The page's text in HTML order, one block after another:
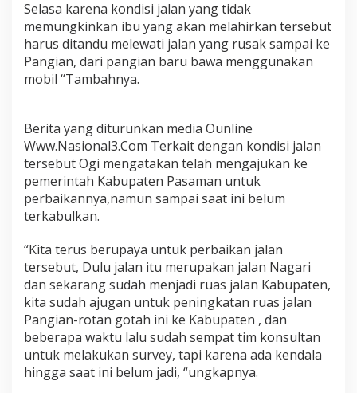
r
n
y
a
S
a
n
b
u
m
i
l
D
i
t
a
n
d
u
Selasa karena kondisi jalan yang tidak
memungkinkan ibu yang akan melahirkan tersebut
harus ditandu melewati jalan yang rusak sampai ke
Pangian, dari pangian baru bawa menggunakan
mobil “Tambahnya.
Berita yang diturunkan media Ounline
Www.Nasional3.Com Terkait dengan kondisi jalan
tersebut Ogi mengatakan telah mengajukan ke
pemerintah Kabupaten Pasaman untuk
perbaikannya,namun sampai saat ini belum
terkabulkan.
“Kita terus berupaya untuk perbaikan jalan
tersebut, Dulu jalan itu merupakan jalan Nagari
dan sekarang sudah menjadi ruas jalan Kabupaten,
kita sudah ajugan untuk peningkatan ruas jalan
Pangian-rotan gotah ini ke Kabupaten , dan
beberapa waktu lalu sudah sempat tim konsultan
untuk melakukan survey, tapi karena ada kendala
hingga saat ini belum jadi, “ungkapnya.